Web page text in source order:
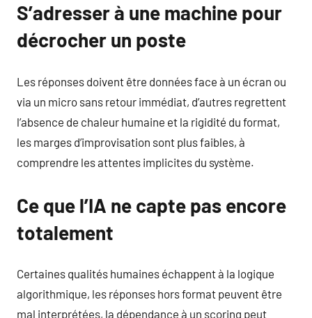
S’adresser à une machine pour
décrocher un poste
Les réponses doivent être données face à un écran ou
via un micro sans retour immédiat, d’autres regrettent
l’absence de chaleur humaine et la rigidité du format,
les marges d’improvisation sont plus faibles, à
comprendre les attentes implicites du système.
Ce que l’IA ne capte pas encore
totalement
Certaines qualités humaines échappent à la logique
algorithmique, les réponses hors format peuvent être
mal interprétées, la dépendance à un scoring peut